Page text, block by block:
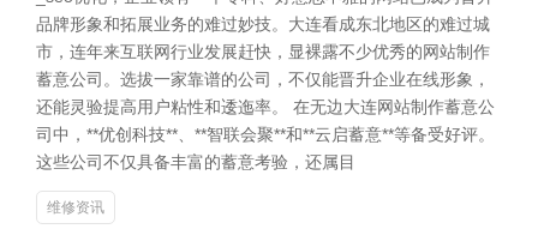
品牌形象和拓展业务的难过妙技。大连看成东北地区的难过城
市，连年来互联网行业发展赶快，显裸露不少优秀的网站制作
蓄意公司。选拔一家靠谱的公司，不仅能晋升企业在线形象，
还能灵验提高用户粘性和逶迤率。 在无边大连网站制作蓄意公
司中，**优创科技**、**智联会聚**和**云启蓄意**等备受好评。
这些公司不仅具备丰富的蓄意考验，还属目
维修资讯